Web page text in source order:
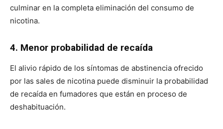
culminar en la completa eliminación del consumo de
nicotina.
4. Menor probabilidad de recaída
El alivio rápido de los síntomas de abstinencia ofrecido
por las sales de nicotina puede disminuir la probabilidad
de recaída en fumadores que están en proceso de
deshabituación.